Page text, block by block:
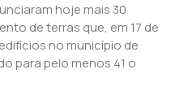
hoje mais 30
de terras que, em 17 de
no município de
para pelo menos 41 o